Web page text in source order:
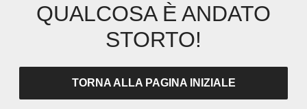
QUALCOSA È ANDATO
STORTO!
TORNA ALLA PAGINA INIZIALE